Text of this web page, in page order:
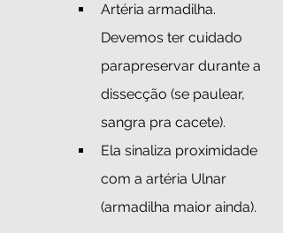
Artéria armadilha.
Devemos ter cuidado
parapreservar durante a
dissecção (se paulear,
sangra pra cacete).
Ela sinaliza proximidade
com a artéria Ulnar
(armadilha maior ainda).